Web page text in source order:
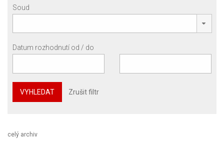
Soud
Datum rozhodnutí od / do
VYHLEDAT Zrušit filtr
celý archiv